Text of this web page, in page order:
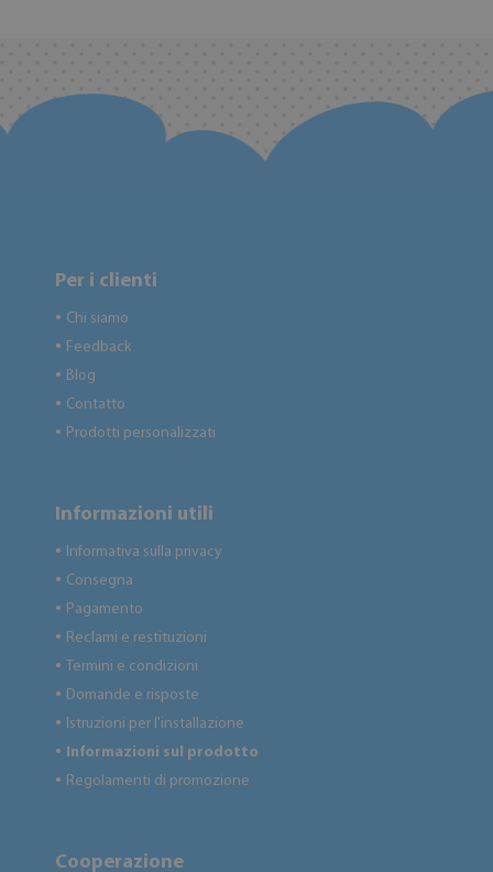
Per i clienti
● Chi siamo
● Feedback
● Blog
● Contatto
● Prodotti personalizzati
Informazioni utili
● Informativa sulla privacy
● Consegna
● Pagamento
● Reclami e restituzioni
● Termini e condizioni
● Domande e risposte
● Istruzioni per l'installazione
● Informazioni sul prodotto
● Regolamenti di promozione
Cooperazione